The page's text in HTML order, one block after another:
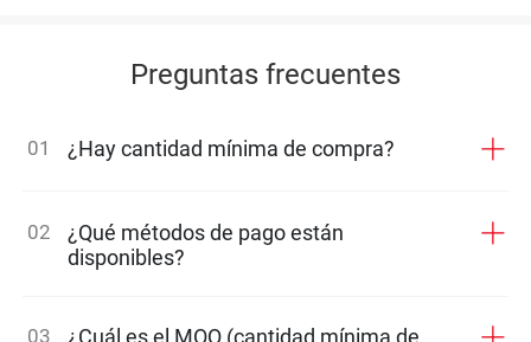
Preguntas frecuentes
01 ¿Hay cantidad mínima de compra?
02
¿Qué métodos de pago están
disponibles?
03